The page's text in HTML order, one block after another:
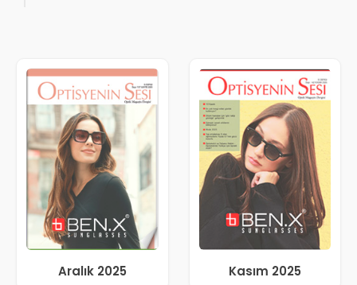
Aralık 2025 Kasım 2025